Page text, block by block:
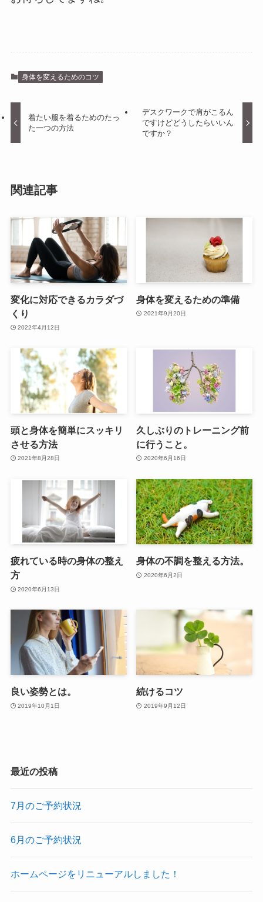
身体を変えるためのコツ
着たい服を着るためのたっ
た一つの方法
デスクワークで肩がこるん
ですけどどうしたらいいん
ですか？
関連記事
変化に対応できるカラダづ
くり
2022年4月12日
身体を変えるための準備
2021年9月20日
頭と身体を簡単にスッキリ
させる方法
2021年8月28日
久しぶりのトレーニング前
に行うこと。
2020年6月16日
疲れている時の身体の整え
方
2020年6月13日
身体の不調を整える方法。
2020年6月2日
良い姿勢とは。
2019年10月1日
続けるコツ
2019年9月12日
最近の投稿
7月のご予約状況
6月のご予約状況
ホームページをリニューアルしました！